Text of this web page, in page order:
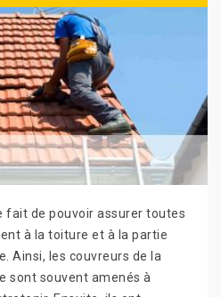
fait de pouvoir assurer toutes
à la toiture et à la partie
Ainsi, les couvreurs de la
sont souvent amenés à